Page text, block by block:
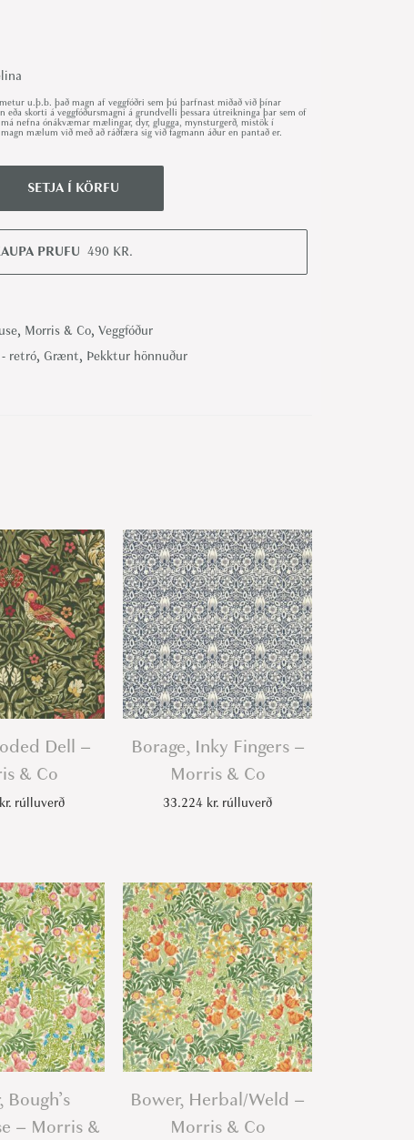
metur u.þ.b. það magn af veggfóðri sem þú þarfnast miðað við þínar
skorti á veggfóðursmagni á grundvelli þessara útreikninga þar sem of
nefna ónákvæmar mælingar, dyr, glugga, mynsturgerð, mistök í
mælum við með að ráðfæra sig við fagmann áður en pantað er.
SETJA Í KÖRFU
PRUFU 490 KR.
, Morris & Co, Veggfóður
retró, Grænt, Þekktur hönnuður
Dell –
& Co
kr. rúlluverð
Borage, Inky Fingers –
Morris & Co
33.224 kr. rúlluverð
Bough’s
– Morris &
Bower, Herbal/Weld –
Morris & Co